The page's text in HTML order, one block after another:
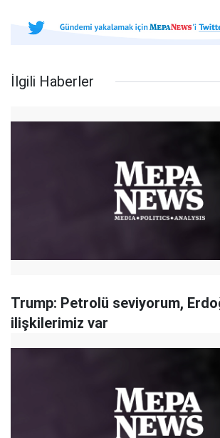
İlgili Haberler
Trump: Petrolü seviyorum,
ilişkilerimiz var